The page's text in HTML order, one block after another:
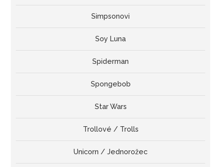
Simpsonovi
Soy Luna
Spiderman
Spongebob
Star Wars
Trollové / Trolls
Unicorn / Jednorožec